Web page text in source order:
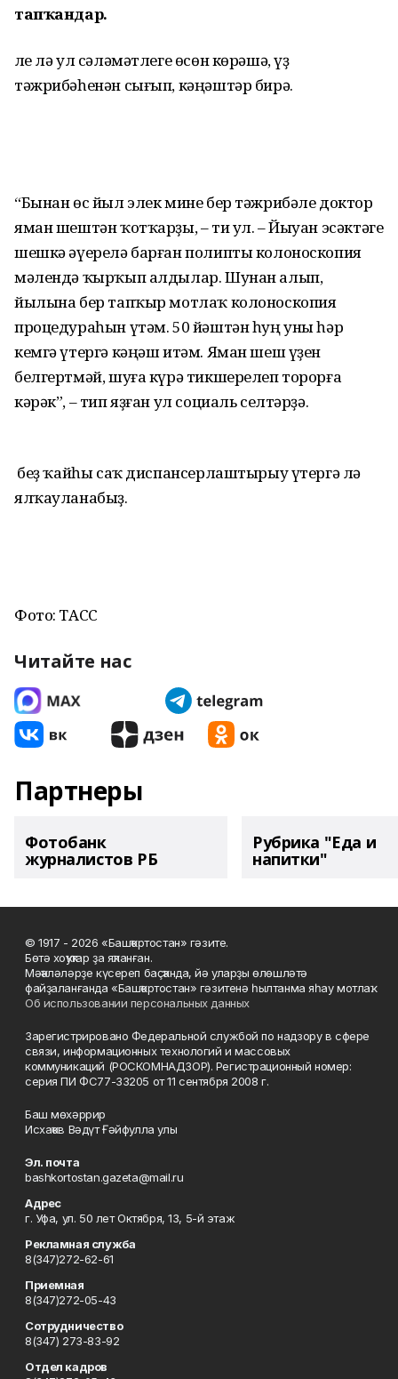
тапҡандар.
Әле лә ул сәләмәтлеге өсөн көрәшә, үҙ
тәжрибәһенән сығып, кәңәштәр бирә.
“Бынан өс йыл элек мине бер тәжрибәле доктор
яман шештән ҡотҡарҙы, – ти ул. – Йыуан эсәктәге
шешкә әүерелә барған полипты колоноскопия
мәлендә ҡырҡып алдылар. Шунан алып,
йылына бер тапҡыр мотлаҡ колоноскопия
процедураһын үтәм. 50 йәштән һуң уны һәр
кемгә үтергә кәңәш итәм. Яман шеш үҙен
белгертмәй, шуға күрә тикшерелеп торорға
кәрәк”, – тип яҙған ул социаль селтәрҙә.
Ә беҙ ҡайһы саҡ диспансерлаштырыу үтергә лә
ялҡауланабыҙ.
Фото: ТАСС
Читайте нас
Партнеры
Фотобанк
журналистов РБ
Рубрика "Еда и
напитки"
© 1917 - 2026 «Башҡортостан» гәзите.
Бөтә хоҡуҡтар ҙа яҡланған.
Мәҡәләләрҙе күсереп баҫҡанда, йә уларҙы өлөшләтә
файҙаланғанда «Башҡортостан» гәзитенә һылтанма яһау мотлаҡ.
Об использовании персональных данных
Зарегистрировано Федеральной службой по надзору в сфере
связи, информационных технологий и массовых
коммуникаций (РОСКОМНАДЗОР). Регистрационный номер:
серия ПИ ФС77-33205 от 11 сентября 2008 г.
Баш мөхәррир
Исхаҡов Вәдүт Ғәйфулла улы
Эл. почта
bashkortostan.gazeta@mail.ru
Адрес
г. Уфа, ул. 50 лет Октября, 13, 5-й этаж
Рекламная служба
8(347)272-62-61
Приемная
8(347)272-05-43
Сотрудничество
8(347) 273-83-92
Отдел кадров